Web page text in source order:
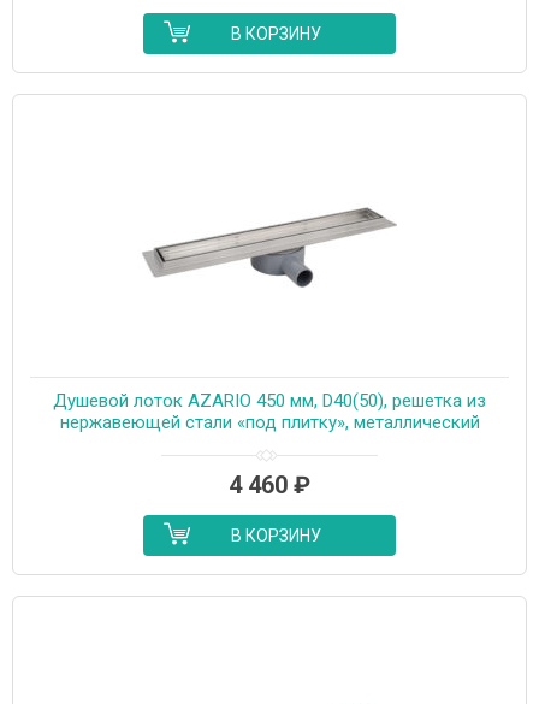
В КОРЗИНУ
Душевой лоток AZARIO 450 мм, D40(50), решетка из
нержавеющей стали «под плитку», металлический
(AZT3TILE450)
4 460 ₽
В КОРЗИНУ